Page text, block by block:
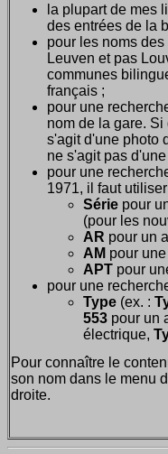
la plupart de mes
des entrées de la
pour les noms
Leuven et pas
communes
français ;
pour une
nom de la gare.
s'agit d'une photo
ne s'agit pas
pour une
1971, il faut utiliser
Série pour
(pour les
AR pour un
AM pour
APT pour
pour une
Type (ex. :
553 pour un
électrique,
Pour connaître le
son nom dans le menu
droite.